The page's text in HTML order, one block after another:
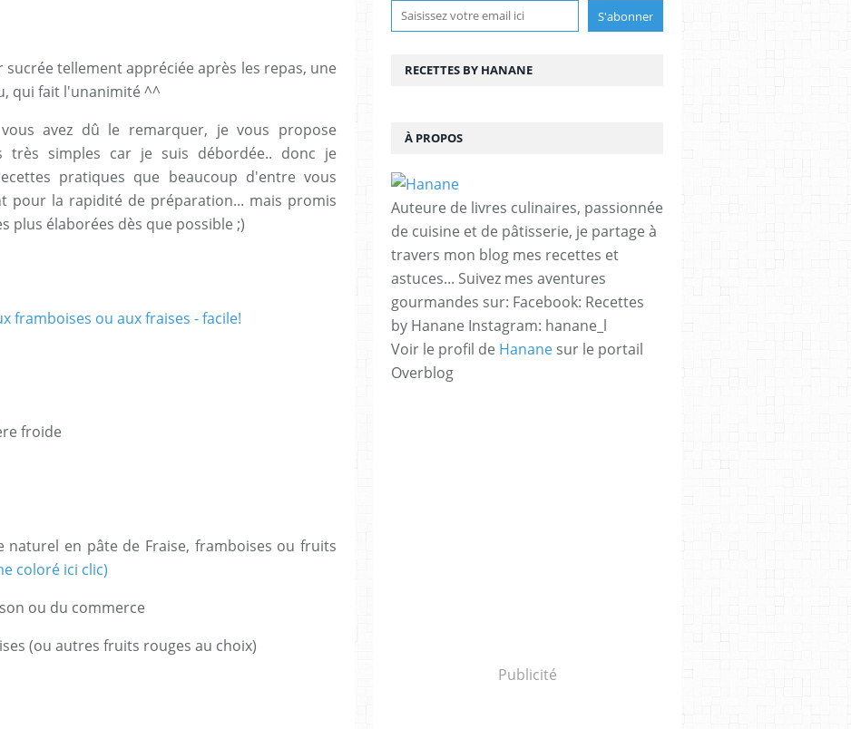
tellement appréciée après les repas, une
qui fait l'unanimité ^^
avez dû le remarquer, je vous propose
très simples car je suis débordée.. donc je
pratiques que beaucoup d'entre vous
pour la rapidité de préparation... mais promis
plus élaborées dès que possible ;)
froide
naturel en pâte de Fraise, framboises ou fruits
coloré ici clic)
ou du commerce
(ou autres fruits rouges au choix)
RECETTES BY HANANE
À PROPOS
Auteure de livres culinaires, passionnée
de cuisine et de pâtisserie, je partage à
travers mon blog mes recettes et
astuces... Suivez mes aventures
gourmandes sur: Facebook: Recettes
by Hanane Instagram: hanane_l
Voir le profil de Hanane sur le portail
Overblog
Publicité